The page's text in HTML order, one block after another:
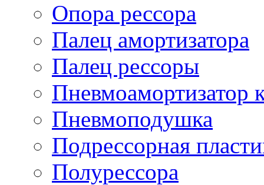
Опора рессора
Палец амортизатора
Палец рессоры
Пневмоамортизатор
Пневмоподушка
Подрессорная
Полурессора